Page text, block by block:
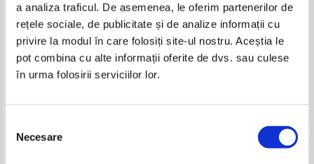
a analiza traficul. De asemenea, le oferim partenerilor de
rețele sociale, de publicitate și de analize informații cu
privire la modul în care folosiți site-ul nostru. Aceștia le
pot combina cu alte informații oferite de dvs. sau culese
în urma folosirii serviciilor lor.
consimțământului
Necesare
Pret:27,00 Lei
Adaugă în coș
Pret:35,00 Lei
Adaugă în coș